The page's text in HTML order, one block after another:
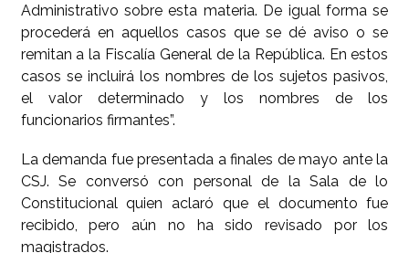
Administrativo sobre esta materia. De igual forma se
procederá en aquellos casos que se dé aviso o se
remitan a la Fiscalía General de la República. En estos
casos se incluirá los nombres de los sujetos pasivos,
el valor determinado y los nombres de los
funcionarios firmantes”.
La demanda fue presentada a finales de mayo ante la
CSJ. Se conversó con personal de la Sala de lo
Constitucional quien aclaró que el documento fue
recibido, pero aún no ha sido revisado por los
magistrados.